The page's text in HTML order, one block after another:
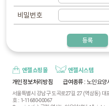
비밀번호
등록
엔젤쇼핑몰
엔젤시스템
개인정보처리방침
급여종류: 노인요양
서울특별시 강남구 도곡로27길 27 (역삼동) 대
호 : 1-11680-00067